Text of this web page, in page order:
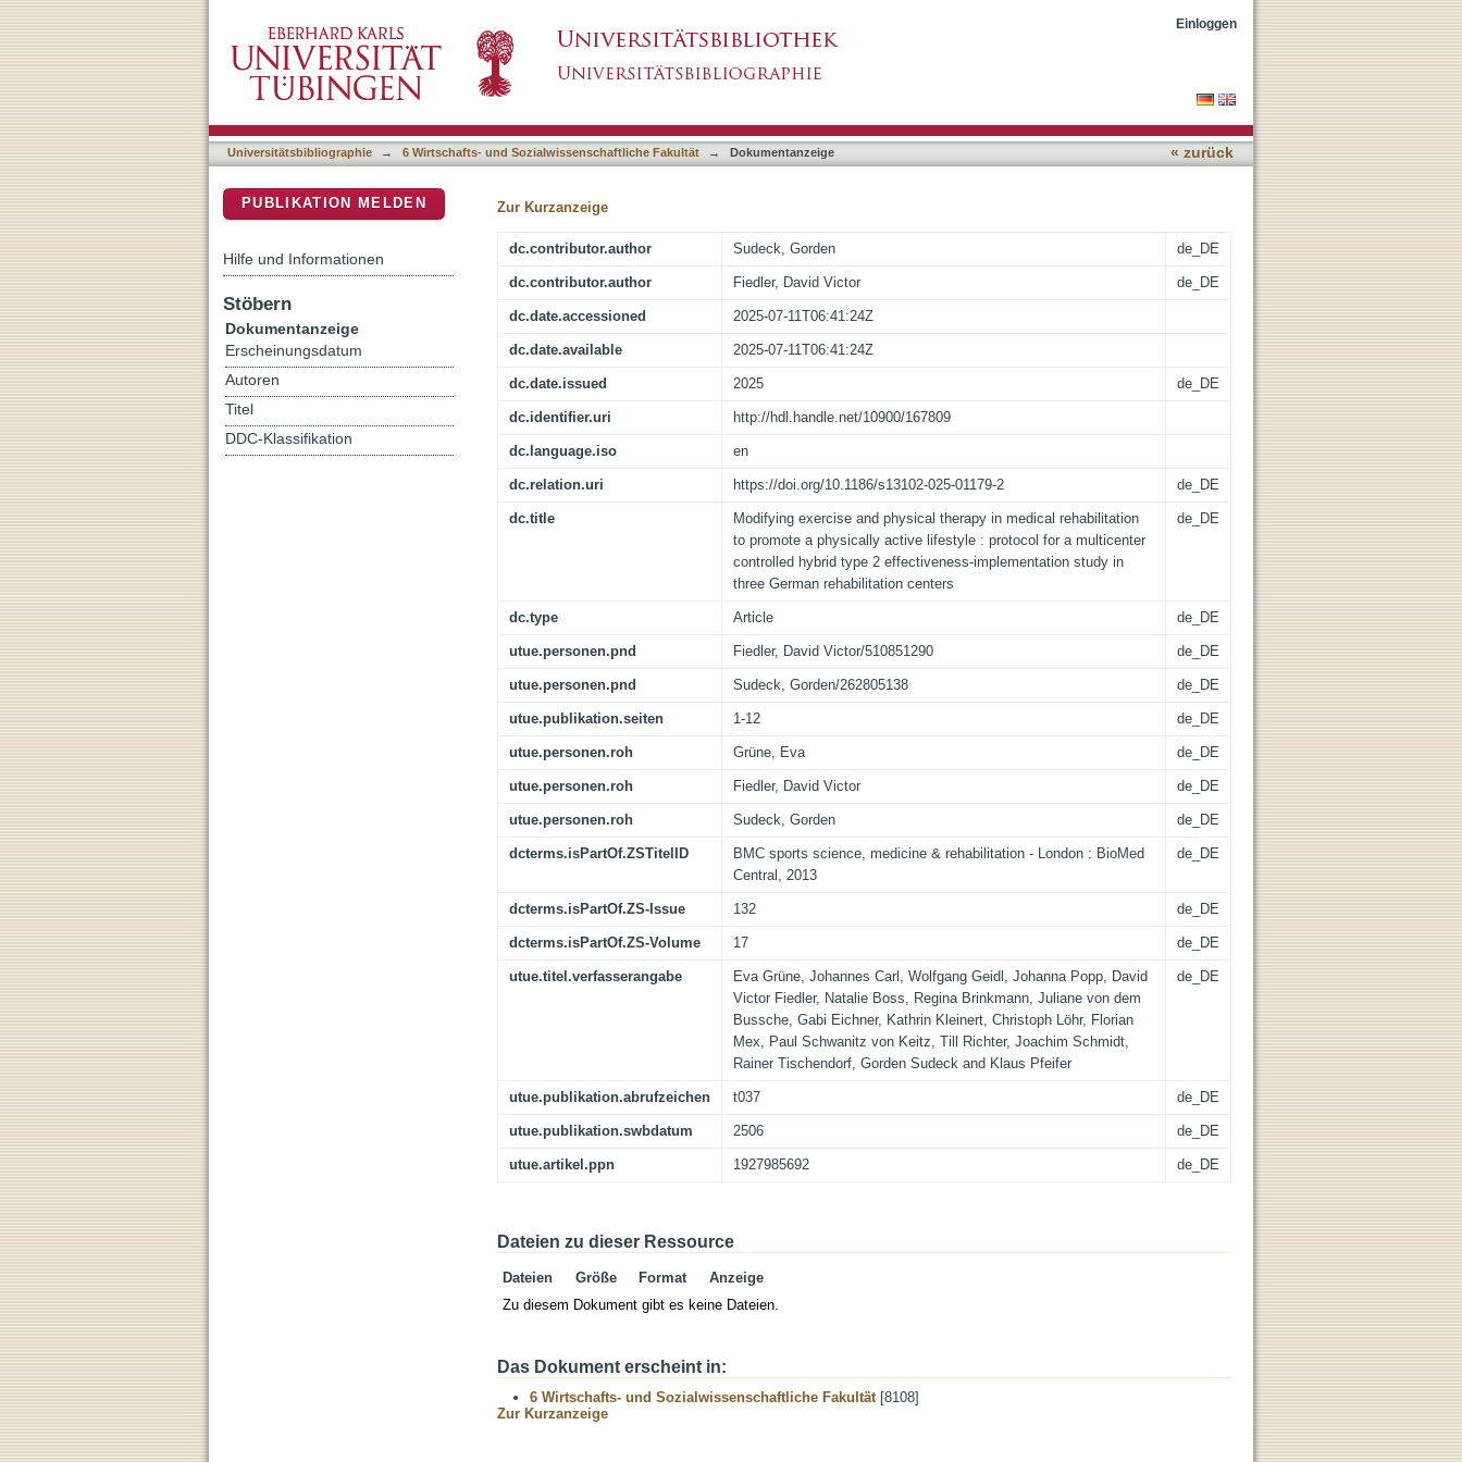
Modifying exercise and physical therapy in medical rehabilitation to promote a physically active
lifestyle : protocol for a multicenter controlled hybrid type 2 effectiveness-implementation study in
three German rehabilitation centers
Einloggen
Universitätsbibliographie → 6 Wirtschafts- und Sozialwissenschaftliche Fakultät → Dokumentanzeige « zurück
Zur Kurzanzeige
dc.contributor.author Sudeck, Gorden de_DE
dc.contributor.author Fiedler, David Victor de_DE
dc.date.accessioned 2025-07-11T06:41:24Z
dc.date.available 2025-07-11T06:41:24Z
dc.date.issued 2025 de_DE
dc.identifier.uri http://hdl.handle.net/10900/167809
dc.language.iso en
dc.relation.uri https://doi.org/10.1186/s13102-025-01179-2 de_DE
dc.title
Modifying exercise and physical therapy in medical rehabilitation
to promote a physically active lifestyle : protocol for a multicenter
controlled hybrid type 2 effectiveness-implementation study in
three German rehabilitation centers
de_DE
dc.type Article de_DE
utue.personen.pnd Fiedler, David Victor/510851290 de_DE
utue.personen.pnd Sudeck, Gorden/262805138 de_DE
utue.publikation.seiten 1-12 de_DE
utue.personen.roh Grüne, Eva de_DE
utue.personen.roh Fiedler, David Victor de_DE
utue.personen.roh Sudeck, Gorden de_DE
dcterms.isPartOf.ZSTitelID
BMC sports science, medicine & rehabilitation - London : BioMed
Central, 2013
de_DE
dcterms.isPartOf.ZS-Issue 132 de_DE
dcterms.isPartOf.ZS-Volume 17 de_DE
utue.titel.verfasserangabe
Eva Grüne, Johannes Carl, Wolfgang Geidl, Johanna Popp, David
Victor Fiedler, Natalie Boss, Regina Brinkmann, Juliane von dem
Bussche, Gabi Eichner, Kathrin Kleinert, Christoph Löhr, Florian
Mex, Paul Schwanitz von Keitz, Till Richter, Joachim Schmidt,
Rainer Tischendorf, Gorden Sudeck and Klaus Pfeifer
de_DE
utue.publikation.abrufzeichen t037 de_DE
utue.publikation.swbdatum 2506 de_DE
utue.artikel.ppn 1927985692 de_DE
Dateien zu dieser Ressource
Dateien Größe Format
Anzeige
Zu diesem Dokument gibt es keine Dateien.
Das Dokument erscheint in:
6 Wirtschafts- und Sozialwissenschaftliche Fakultät[8108]
Zur Kurzanzeige
PUBLIKATION MELDEN
Hilfe und Informationen
Stöbern
Dokumentanzeige
Erscheinungsdatum
Autoren
Titel
DDC-Klassifikation